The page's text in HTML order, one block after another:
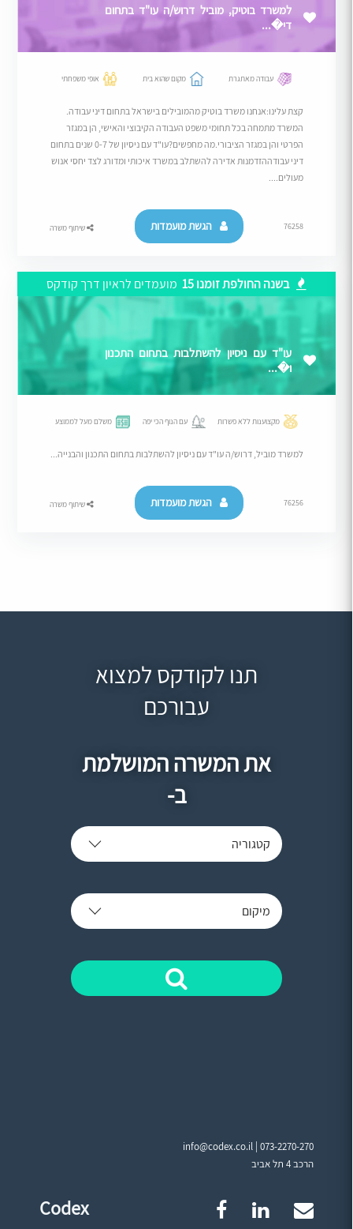
למשרד בוטיק, מוביל דרוש/ה עו"ד בתחום
די�...
עבודה מאתגרת מקום שהוא בית אופי משפחתי
קצת עלינו:אנחנו משרד בוטיק מהמובילים בישראל בתחום דיני עבודה.
המשרד מתמחה בכל תחומי משפט העבודה הקיבוצי והאישי, הן במגזר
הפרטי והן במגזר הציבורי.מה מחפשים?עו"ד עם ניסיון של 0-7 שנים בתחום
דיני עבודההזדמנות אדירה להשתלב במשרד איכותי ומדורג לצד יחסי אנוש
מעולים....
76258 הגשת מועמדות שיתוף משרה
בשנה החולפת זומנו 15 מועמדים לראיון דרך קודקס
עו"ד עם ניסיון להשתלבות בתחום התכנון
ו�...
מקצוענות ללא פשרות עם הנוף הכי יפה משלם מעל לממוצע
למשרד מוביל, דרוש/ה עו"ד עם ניסיון להשתלבות בתחום התכנון והבנייה...
76256 הגשת מועמדות שיתוף משרה
תנו לקודקס למצוא
עבורכם
את המשרה המושלמת
ב-
קטגוריה
מיקום
info@codex.co.il |073-2270-270
הרכב 4 תל אביב
Codex